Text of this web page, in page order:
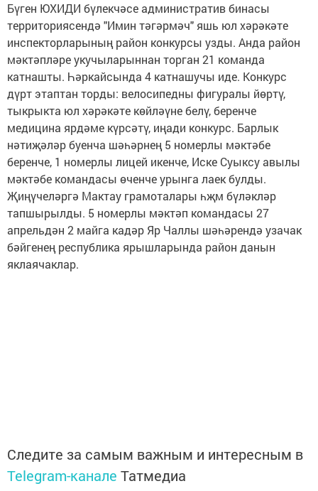
Бүген ЮХИДИ бүлекчәсе административ бинасы
территориясендә "Имин тәгәрмәч" яшь юл хәрәкәте
инспекторларының район конкурсы узды. Анда район
мәктәпләре укучыларыннан торган 21 команда
катнашты. Һәркайсында 4 катнашучы иде. Конкурс
дүрт этаптан торды: велосипедны фигуралы йөртү,
тыкрыкта юл хәрәкәте көйләүне белү, беренче
медицина ярдәме күрсәтү, иңади конкурс. Барлык
нәтиҗәләр буенча шәһәрнең 5 номерлы мәктәбе
беренче, 1 номерлы лицей икенче, Иске Суыксу авылы
мәктәбе командасы өченче урынга лаек булды.
Җиңүчеләргә Мактау грамоталары һҗм бүләкләр
тапшырылды. 5 номерлы мәктәп командасы 27
апрельдән 2 майга кадәр Яр Чаллы шәһәрендә узачак
бәйгенең республика ярышларында район данын
яклаячаклар.
Следите за самым важным и интересным в
Telegram-канале Татмедиа